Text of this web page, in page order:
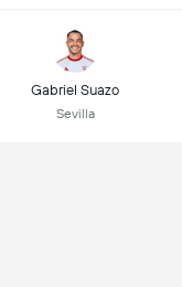
Gabriel Suazo
Sevilla